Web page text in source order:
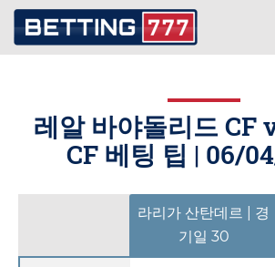
레알 바야돌리드 CF
CF 베팅 팁 | 06/
라리가 산탄데르 | 경
기일 30